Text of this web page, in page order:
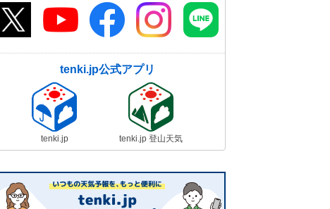
tenki.jp公式アプリ
tenki.jp tenki.jp 登山天気